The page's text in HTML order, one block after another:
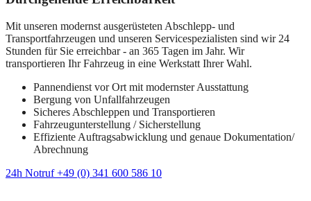
Mit unseren modernst ausgerüsteten Abschlepp- und
Transportfahrzeugen und unseren Servicespezialisten sind wir 24
Stunden für Sie erreichbar - an 365 Tagen im Jahr. Wir
transportieren Ihr Fahrzeug in eine Werkstatt Ihrer Wahl.
Pannendienst vor Ort mit modernster Ausstattung
Bergung von Unfallfahrzeugen
Sicheres Abschleppen und Transportieren
Fahrzeugunterstellung / Sicherstellung
Effiziente Auftragsabwicklung und genaue Dokumentation/
Abrechnung
24h Notruf +49 (0) 341 600 586 10